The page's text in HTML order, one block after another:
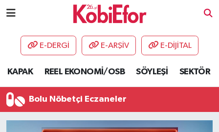
E-DERGİ E-ARŞİV E-DİJİTAL
KAPAK REEL EKONOMİ/OSB SÖYLEŞİ SEKTÖR
Bolu Nöbetçi Eczaneler
AKADEMİ
DESTEK-TEŞVİK
ETKİNLİK